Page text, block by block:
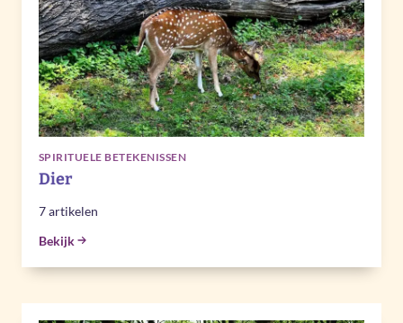
SPIRITUELE BETEKENISSEN
Dier
7 artikelen
Bekijk